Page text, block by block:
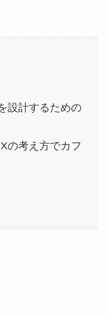
設計するための
の考え方でカフ